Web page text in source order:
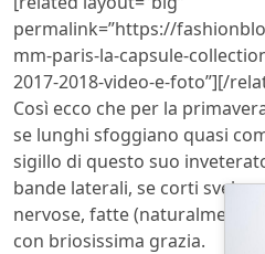
permalink=”https://
mm-paris-la-capsule-
2017-2018-video-e-foto”][/
Così ecco che per la
se lunghi sfoggiano quasi
sigillo di questo suo
bande laterali, se corti
nervose, fatte
con briosissima grazia.